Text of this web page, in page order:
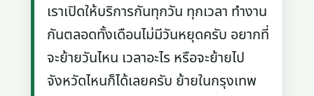
เราเปิดให้บริการกันทุกวัน ทุกเวลา ทำงาน
กันตลอดทั้งเดือนไม่มีวันหยุดครับ อยากที่
จะย้ายวันไหน เวลาอะไร หรือจะย้ายไป
จังหวัดไหนก็ได้เลยครับ ย้ายในกรุงเทพ